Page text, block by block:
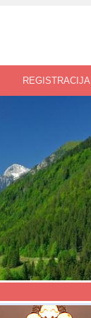
REGISTRACIJA